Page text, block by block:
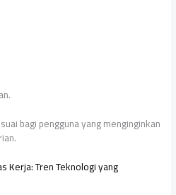
bagi pengguna yang menginginkan
Kerja: Tren Teknologi yang